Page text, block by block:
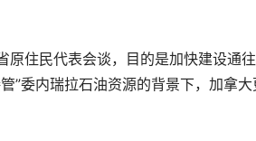
原住民代表会谈，目的是加快建设通
”委内瑞拉石油资源的背景下，加拿大